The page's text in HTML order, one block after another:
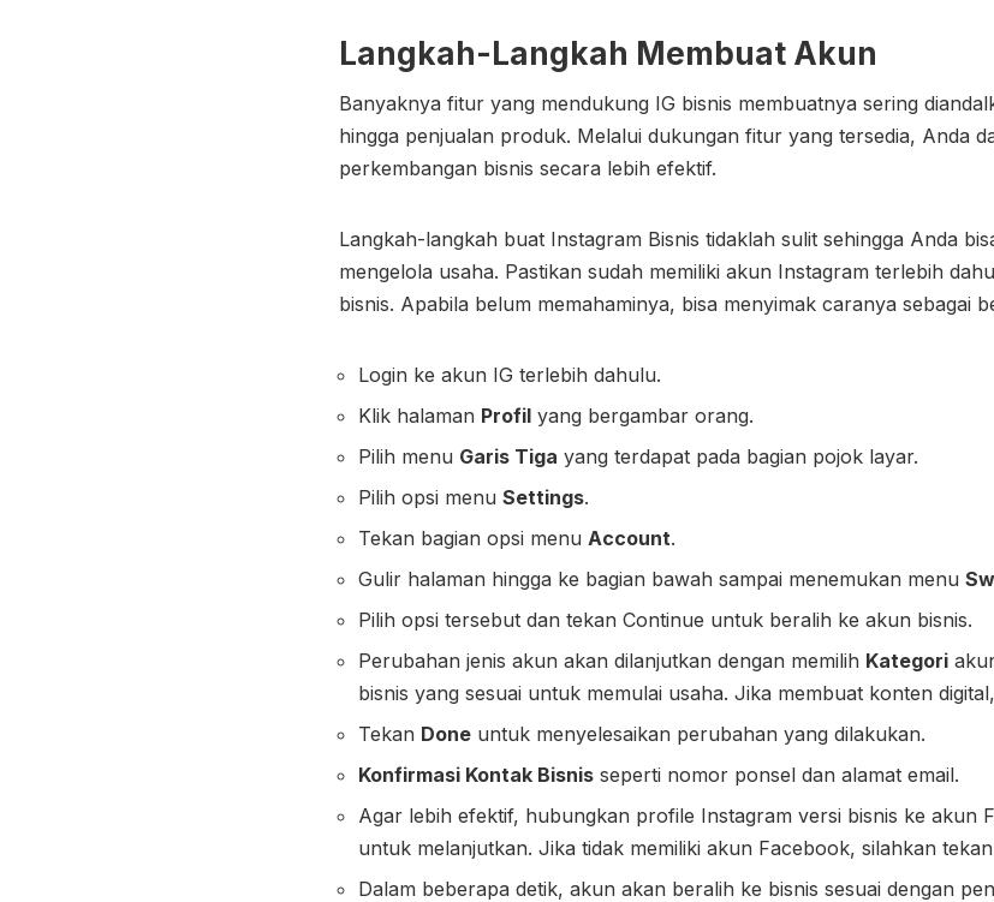
Langkah-Langkah Membuat Akun
Banyaknya fitur yang mendukung IG bisnis membuatnya sering
hingga penjualan produk. Melalui dukungan fitur yang tersedia, Anda
perkembangan bisnis secara lebih efektif.
Langkah-langkah buat Instagram Bisnis tidaklah sulit sehingga Anda
mengelola usaha. Pastikan sudah memiliki akun Instagram terlebih
bisnis. Apabila belum memahaminya, bisa menyimak caranya sebagai
Login ke akun IG terlebih dahulu.
Klik halaman Profil yang bergambar orang.
Pilih menu Garis Tiga yang terdapat pada bagian pojok layar.
Pilih opsi menu Settings.
Tekan bagian opsi menu Account.
Gulir halaman hingga ke bagian bawah sampai menemukan menu
Pilih opsi tersebut dan tekan Continue untuk beralih ke akun bisnis.
Perubahan jenis akun akan dilanjutkan dengan memilih Kategori
bisnis yang sesuai untuk memulai usaha. Jika membuat konten
Tekan Done untuk menyelesaikan perubahan yang dilakukan.
Konfirmasi Kontak Bisnis seperti nomor ponsel dan alamat email.
Agar lebih efektif, hubungkan profile Instagram versi bisnis ke akun
untuk melanjutkan. Jika tidak memiliki akun Facebook, silahkan
Dalam beberapa detik, akun akan beralih ke bisnis sesuai dengan